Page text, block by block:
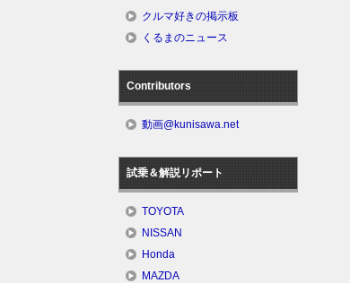
クルマ好きの掲示板
くるまのニュース
Contributors
動画@kunisawa.net
試乗＆解説リポート
TOYOTA
NISSAN
Honda
MAZDA